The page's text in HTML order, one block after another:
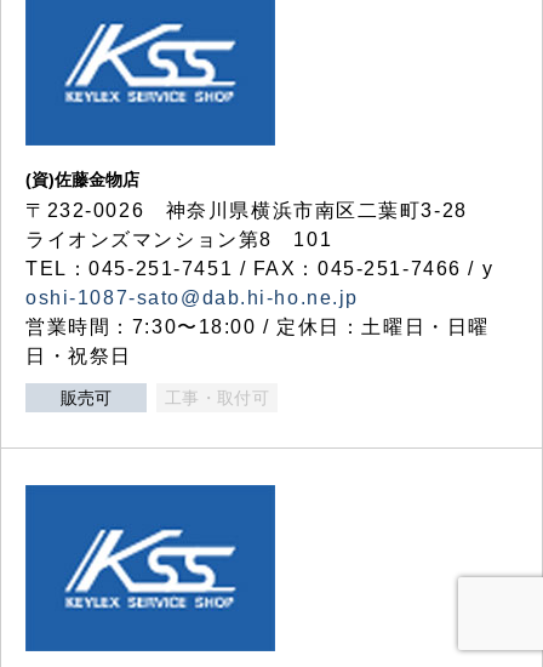
(資)佐藤金物店
〒232-0026 神奈川県横浜市南区二葉町3-28
ライオンズマンション第8 101
TEL：045-251-7451 / FAX：045-251-7466 / y
oshi-1087-sato@dab.hi-ho.ne.jp
営業時間：7:30〜18:00 / 定休日：土曜日・日曜
日・祝祭日
販売可 工事・取付可